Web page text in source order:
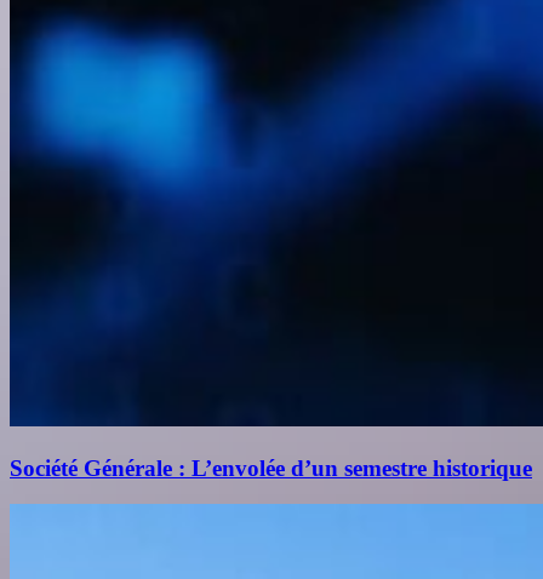
Société Générale : L’envolée d’un semestre historique